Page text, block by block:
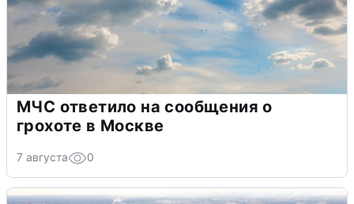
МЧС ответило на сообщения о
грохоте в Москве
7 августа 0